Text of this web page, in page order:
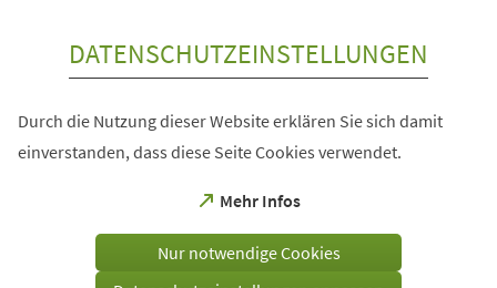
DATENSCHUTZEINSTELLUNGEN
Durch die Nutzung dieser Website erklären Sie sich damit
einverstanden, dass diese Seite Cookies verwendet.
Mehr Infos
(Öffnet
einem
Nur notwendige Cookies